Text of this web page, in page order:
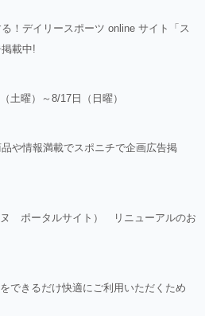
！デイリースポーツ online サイト「ス
載中!
曜）～8/17日（日曜）
や情報満載でスポニチで企画広告掲
ヌ ポータルサイト） リニューアルのお
できるだけ快適にご利用いただくため